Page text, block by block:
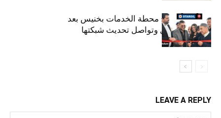
ستارأويل تفتتح محطة الخدمات بخنيس بعد
تجديدهابالكامل وتواصل تحديث شبكتها
LEAVE A REPLY